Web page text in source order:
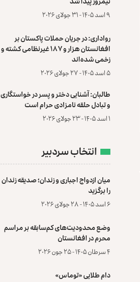
۹ اسد ۱۴۰۵ - ۳۱ جولای ۲۰۲۶
رواداری: در جریان حملات پاکستان بر
افغانستان هزار و ۱۸۷ غیرنظامی کشته و
زخمی شده‌اند
۵ اسد ۱۴۰۵ - ۲۷ جولای ۲۰۲۶
طالبان: آشنایی دختر و پسر در خواستگاری
و تبادل حلقه نامزادی حرام است
۱ اسد ۱۴۰۵ - ۲۳ جولای ۲۰۲۶
انتخاب سردبیر
میان ازدواج اجباری و زندان؛ صدیقه زندان
را برگزید
۶ اسد ۱۴۰۵ - ۲۸ جولای ۲۰۲۶
وضع محدودیت‌های کم‌سابقه بر مراسم
محرم در افغانستان
۴ سرطان ۱۴۰۵ - ۲۵ جون ۲۰۲۶
دام طلایی «توماس»